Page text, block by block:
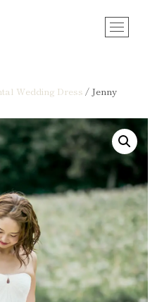
ライダルサロン / フォトスタジオ
M
e
B
t
o
Wedding Dress / Jenny